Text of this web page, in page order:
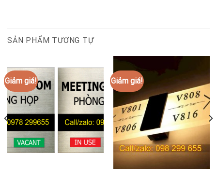
SẢN PHẨM TƯƠNG TỰ
Giảm giá! Giảm giá!